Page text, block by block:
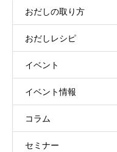
おだしの取り方
おだしレシピ
イベント
イベント情報
コラム
セミナー